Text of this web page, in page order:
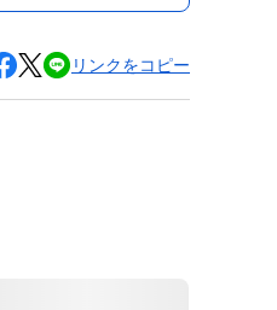
リンクをコピー